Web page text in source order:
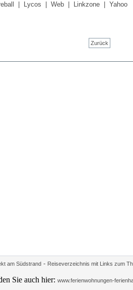
Lycos Web| Linkzone| Yahoo
Zurück
am Südstrand- Reiseverzeichnis mit Links zum
Sie auch hier: www.ferienwohnungen-